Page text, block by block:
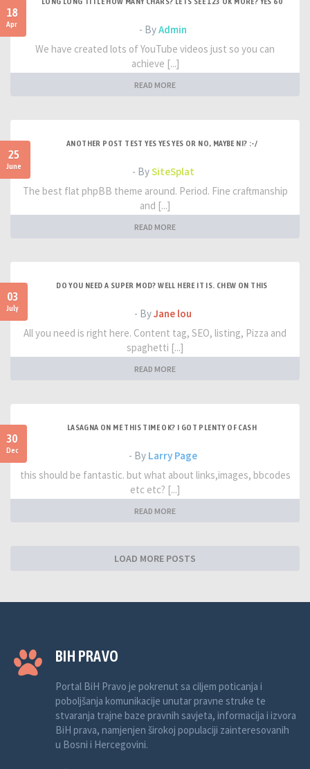
18
Apr - ByAdmin
We have created lots of YouTube videos just so you can
achieve [...]
READ MORE
25
June
ANOTHER POST TEST YES YES YES OR NO, MAYBE NI? :-/
- BySiteSplat
The best flat phpBB theme around. Period. Fine craftmanship
and [...]
READ MORE
03
July
DO YOU NEED A SUPER MOD? WELL HERE IT IS. CHEW ON THIS
- ByJane lou
All you need is right here. Content tag, SEO, listing, Pizza and
spaghetti [...]
READ MORE
30
Dec
LASAGNA ON ME THIS TIME OK? I GOT PLENTY OF CASH
- By Larry Page
this should be fantastic. but what about links,images, bbcodes
etc etc? [...]
READ MORE
LOAD MORE POSTS
BIH PRAVO
Portal BiH Pravo je pokrenut sa ciljem poticanja i
poboljšanja komunikacije unutar pravne struke te
stvaranja trajne baze pravnih savjeta, informacija i izvora
BiH prava, namjenjen širokoj populaciji zainteresovanih
u Bosni i Hercegovini.